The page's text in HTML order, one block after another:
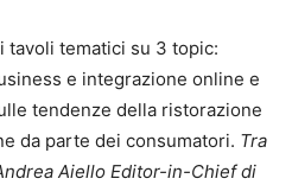
tavoli tematici su 3 topic:
e integrazione online e
tendenze della ristorazione
da parte dei consumatori. Tra
Aiello Editor-in-Chief di